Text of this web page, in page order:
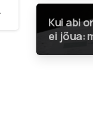
Kui abi
ei jõua: